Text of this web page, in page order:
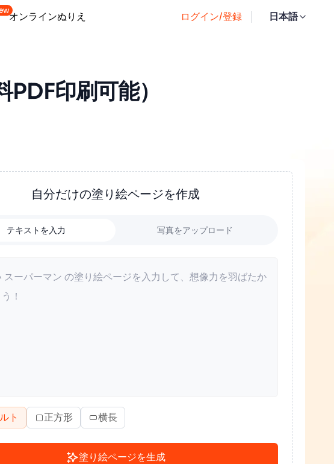
ログイン/登録 日本語
オンラインぬりえ
印刷可能）
自分だけの塗り絵ページを作成
テキストを入力 写真をアップロード
ト 正方形 横長
塗り絵ページを生成